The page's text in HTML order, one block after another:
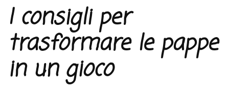
I consigli per
trasformare le pappe
in un gioco